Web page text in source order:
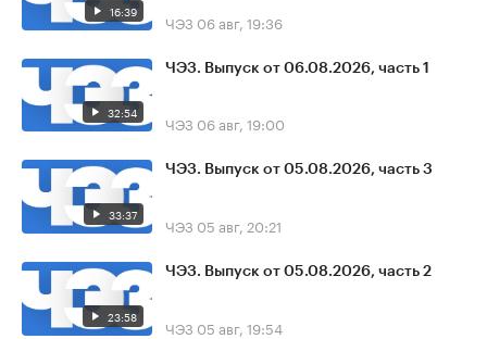
16:39 ЧЭЗ 06 авг, 19:36
32:54
ЧЭЗ. Выпуск от 06.08.2026, часть 1
ЧЭЗ 06 авг, 19:00
33:37
ЧЭЗ. Выпуск от 05.08.2026, часть 3
ЧЭЗ 05 авг, 20:21
23:58
ЧЭЗ. Выпуск от 05.08.2026, часть 2
ЧЭЗ 05 авг, 19:54